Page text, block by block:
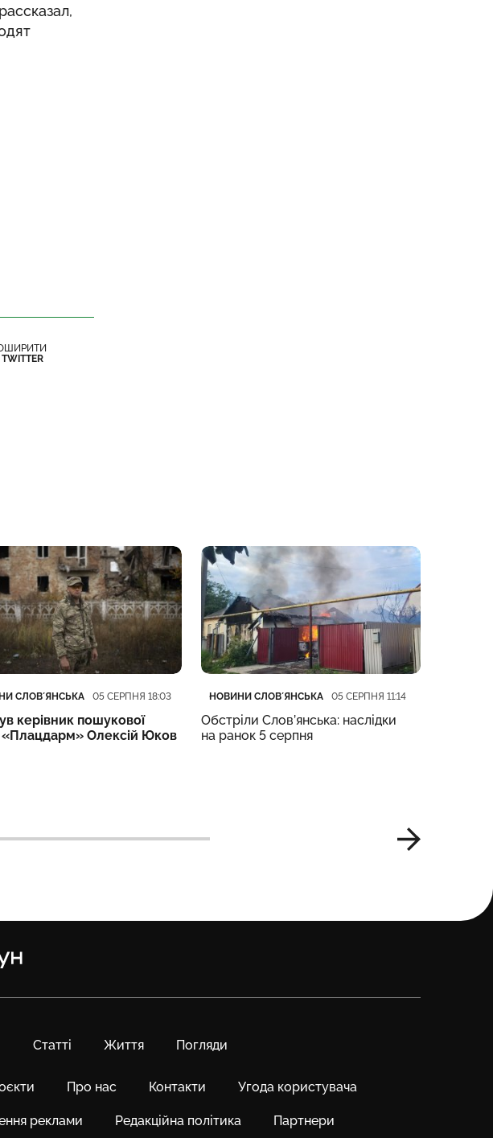
TWITTER
СЛОВʼЯНСЬКА 05 СЕРПНЯ 18:03
керівник пошукової
«Плацдарм» Олексій Юков
Категорія
НОВИНИ СЛОВʼЯНСЬКА
Дата публікації 05 СЕРПНЯ 11:14
Обстріли Слов’янська: наслідки
на ранок 5 серпня
Статті Життя Погляди
Про нас Контакти Угода користувача
реклами Редакційна політика Партнери